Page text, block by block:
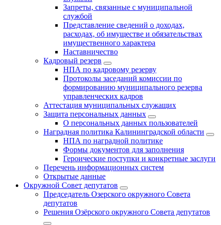
Запреты, связанные с муниципальной
службой
Представление сведений о доходах,
расходах, об имуществе и обязательствах
имущественного характера
Наставничество
Кадровый резерв
НПА по кадровому резерву
Протоколы заседаний комиссии по
формированию муниципального резерва
управленческих кадров
Аттестация муниципальных служащих
Защита персональных данных
О персональных данных пользователей
Наградная политика Калининградской области
НПА по наградной политике
Формы документов для заполнения
Героические поступки и конкретные заслуги
Перечень информационных систем
Открытые данные
Окружной Совет депутатов
Председатель Озерского окружного Совета
депутатов
Решения Озёрского окружного Совета депутатов